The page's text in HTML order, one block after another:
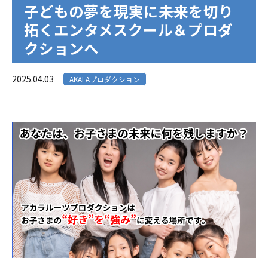
子どもの夢を現実に――未来を切り
拓くエンタメスクール＆プロダ
クションへ
2025.04.03 AKALAプロダクション